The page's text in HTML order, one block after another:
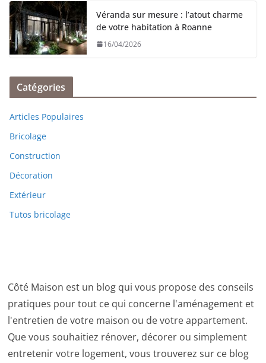
Véranda sur mesure : l’atout charme
de votre habitation à Roanne
16/04/2026
Catégories
Articles Populaires
Bricolage
Construction
Décoration
Extérieur
Tutos bricolage
Côté Maison est un blog qui vous propose des conseils
pratiques pour tout ce qui concerne l'aménagement et
l'entretien de votre maison ou de votre appartement.
Que vous souhaitiez rénover, décorer ou simplement
entretenir votre logement, vous trouverez sur ce blog